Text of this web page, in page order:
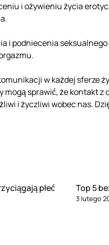
i ożywieniu życia
i podniecenia
w każdej sferze
sprawić, że kontakt z
i życzliwi wobec nas.
płeć
Top 5
3 lutego